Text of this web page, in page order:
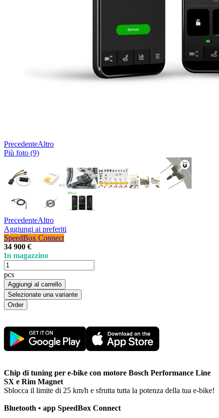
PrecedenteAltro
Più foto (9)
PrecedenteAltro
Aggiungi ai preferiti
SpeedBox Connect
34 900 €
In magazzino
pcs
Aggiungi al carrello
Selezionate una variante
Chip di tuning per e-bike con motore Bosch Performance Line
SX e Rim Magnet
Sblocca il limite di 25 km/h e sfrutta tutta la potenza della tua e-bike!
Bluetooth • app SpeedBox Connect